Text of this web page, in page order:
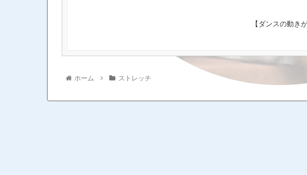
【ダンスの動き
ホーム ストレッチ